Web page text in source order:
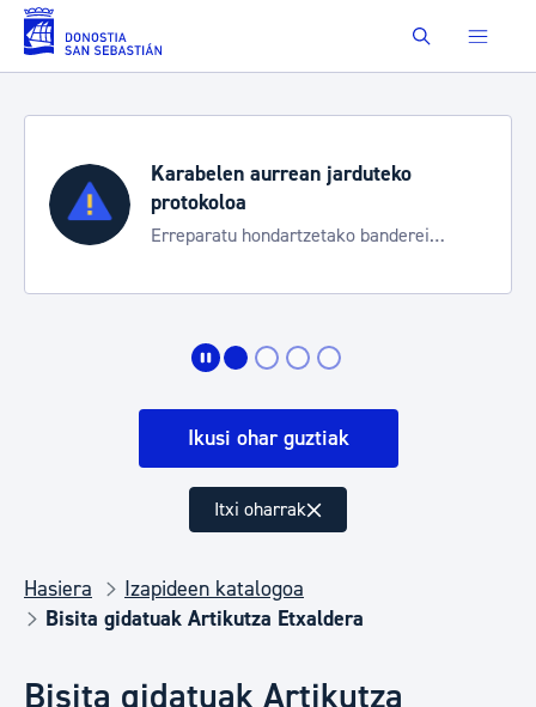
Eduki nagusira joan Buscar
Karabelen aurrean jarduteko
protokoloa
Erreparatu hondartzetako banderei
Ikusi ohar guztiak
Itxi oharrak
Hasiera
Izapideen katalogoa
Bisita gidatuak Artikutza Etxaldera
Bisita gidatuak Artikutza